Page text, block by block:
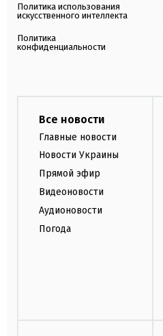
Политика использования
искусственного интеллекта
Политика
конфиденциальности
Все новости
Главные новости
Новости Украины
Прямой эфир
Видеоновости
Аудионовости
Погода